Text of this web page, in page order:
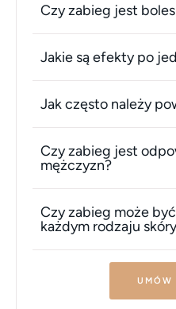
Czy zabieg jest
Jakie są efekty po
Jak często należy
Czy zabieg jest
mężczyzn?
Czy zabieg może
każdym rodzaju
UMÓW